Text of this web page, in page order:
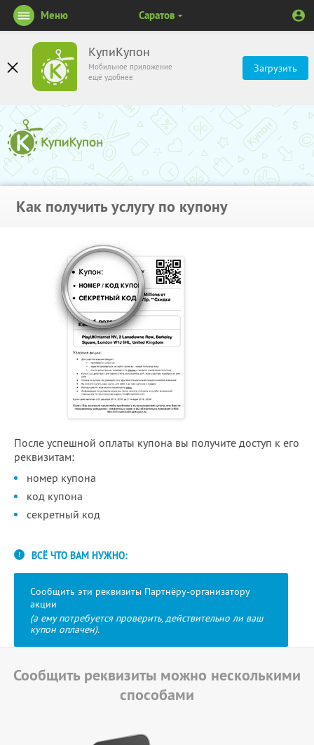
КупиКупон
Мобильное приложение
ещё удобнее
Загрузить
Меню Саратов
Как получить услугу по купону
После успешной оплаты купона вы получите доступ к его
реквизитам:
номер купона
код купона
секретный код
ВСЁ ЧТО ВАМ НУЖНО:
Сообщить эти реквизиты Партнёру-организатору
акции
(а ему потребуется проверить, действительно ли ваш
купон оплачен).
Сообщить реквизиты можно несколькими
способами